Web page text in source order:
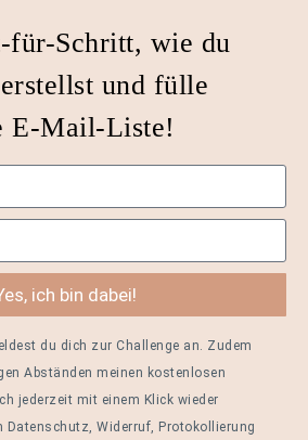
für-Schritt, wie du
und fülle
E-Mail-Liste!
ich bin dabei!
du dich zur Challenge an. Zudem
Abständen meinen kostenlosen
jederzeit mit einem Klick wieder
Datenschutz, Widerruf, Protokollierung